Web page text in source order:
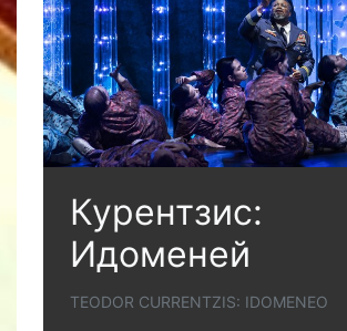
Курентзис:
Идоменей
TEODOR CURRENTZIS: IDOMENEO